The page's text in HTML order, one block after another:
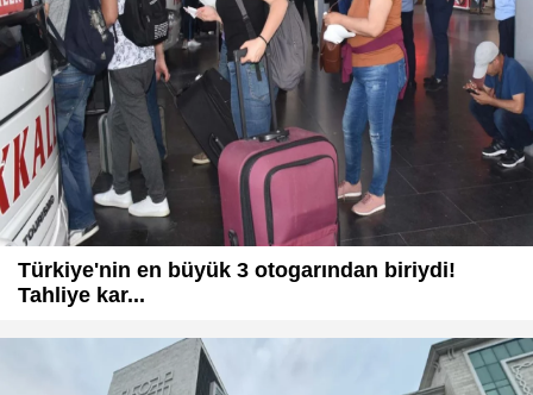
Türkiye'nin en büyük 3 otogarından biriydi!
Tahliye kar...